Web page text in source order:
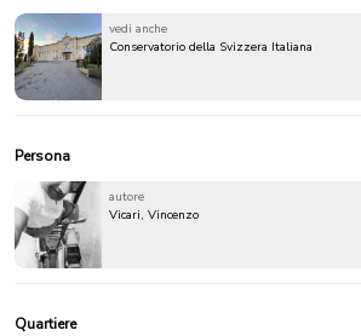
vedi anche
Conservatorio della Svizzera Italiana
Persona
autore
Vicari, Vincenzo
Quartiere